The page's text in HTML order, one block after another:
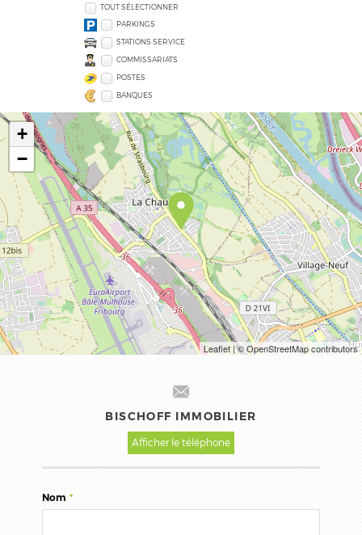
TOUT SÉLECTIONNER
PARKINGS
STATIONS SERVICE
COMMISSARIATS
POSTES
BANQUES
+
−
Leaflet | © OpenStreetMap contributors
BISCHOFF IMMOBILIER
Afficher le téléphone
Nom *